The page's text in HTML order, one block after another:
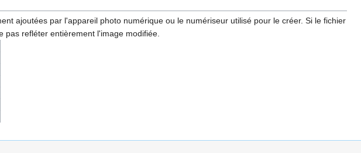
ajoutées par l'appareil photo numérique ou le numériseur utilisé pour le créer. Si le fichier
pas refléter entièrement l'image modifiée.